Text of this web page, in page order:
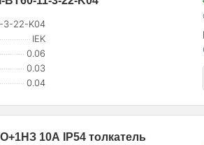
3-22-K04
IEK
0.06
0.03
0.04
10А IP54 толкатель